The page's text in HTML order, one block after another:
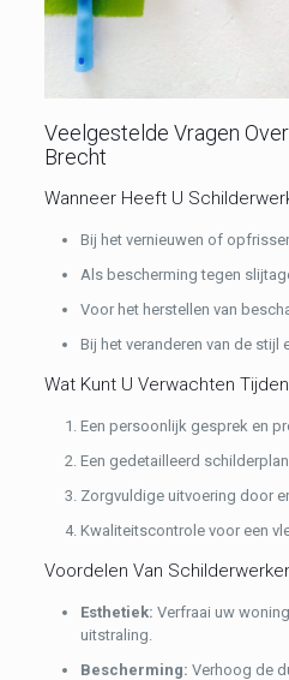
Veelgestelde Vragen
Brecht
Wanneer Heeft U
Bij het vernieuwen of
Als bescherming tegen
Voor het herstellen van
Bij het veranderen van de stijl
Wat Kunt U Verwachten
Een persoonlijk gesprek en
Een gedetailleerd
Zorgvuldige uitvoering door
Kwaliteitscontrole voor een
Voordelen Van
Esthetiek: Verfraai uw
uitstraling.
Bescherming: Verhoog de